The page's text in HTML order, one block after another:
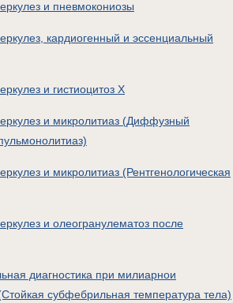
и пневмокониозы
кардиогенный и эссенциальный
и гистиоцитоз X
и микролитиаз (Диффузный
и микролитиаз (Рентгенологическая
и олеогранулематоз после
диагностика при милиарнои
субфебрильная температура тела)